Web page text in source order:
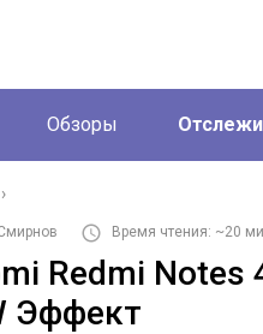
Обзоры
›
Время чтения: ~20
Redmi Notes
Эффект